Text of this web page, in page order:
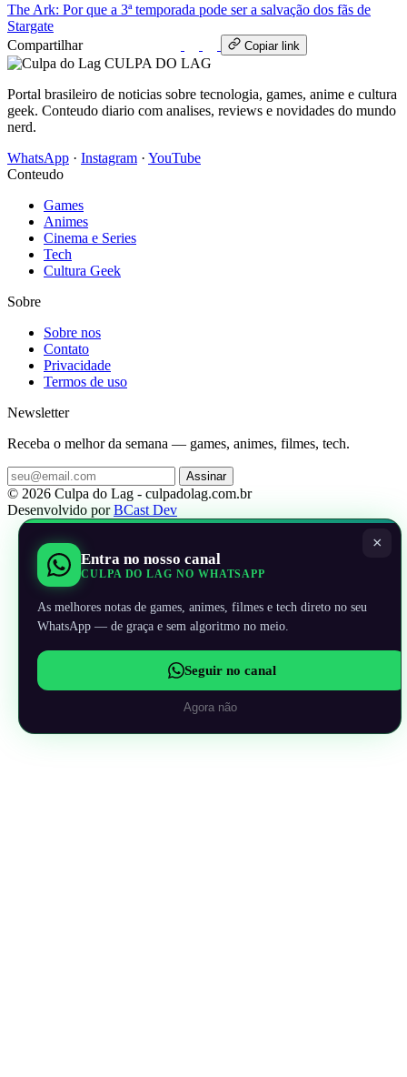
The Ark: Por que a 3ª temporada pode ser a salvação dos fãs de
Stargate
Compartilhar
Copiar link
CULPA DO LAG
Portal brasileiro de noticias sobre tecnologia, games, anime e cultura
geek. Conteudo diario com analises, reviews e novidades do mundo
nerd.
WhatsApp · Instagram · YouTube
Conteudo
Games
Animes
Cinema e Series
Tech
Cultura Geek
Sobre
Sobre nos
Contato
Privacidade
Termos de uso
Newsletter
Receba o melhor da semana — games, animes, filmes, tech.
Assinar
© 2026 Culpa do Lag - culpadolag.com.br
Desenvolvido porBCast Dev
×
Entra no nosso canal
CULPA DO LAG NO WHATSAPP
As melhores notas de games, animes, filmes e tech direto no seu
WhatsApp — de graça e sem algoritmo no meio.
Seguir no canal
Agora não